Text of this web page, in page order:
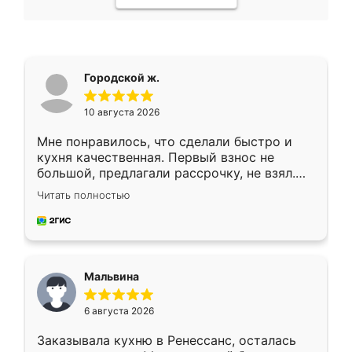
Городской ж.
10 августа 2026
Мне понравилось, что сделали быстро и
кухня качественная. Первый взнос не
большой, предлагали рассрочку, не взял.
Ждал меньше месяца, сборщик с прямыми
руками. По цене вышло адекватно.
Рекомендую!
Читать полностью
Мальвина
6 августа 2026
Заказывала кухню в Ренессанс, осталась